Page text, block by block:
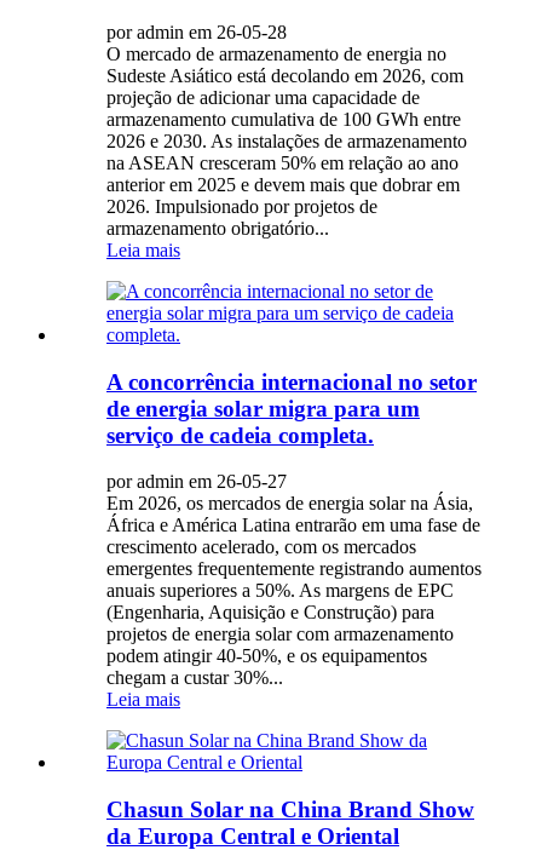
por admin em 26-05-28
O mercado de armazenamento de energia no
Sudeste Asiático está decolando em 2026, com
projeção de adicionar uma capacidade de
armazenamento cumulativa de 100 GWh entre
2026 e 2030. As instalações de armazenamento
na ASEAN cresceram 50% em relação ao ano
anterior em 2025 e devem mais que dobrar em
2026. Impulsionado por projetos de
armazenamento obrigatório...
Leia mais
A concorrência internacional no setor
de energia solar migra para um
serviço de cadeia completa.
por admin em 26-05-27
Em 2026, os mercados de energia solar na Ásia,
África e América Latina entrarão em uma fase de
crescimento acelerado, com os mercados
emergentes frequentemente registrando aumentos
anuais superiores a 50%. As margens de EPC
(Engenharia, Aquisição e Construção) para
projetos de energia solar com armazenamento
podem atingir 40-50%, e os equipamentos
chegam a custar 30%...
Leia mais
Chasun Solar na China Brand Show
da Europa Central e Oriental